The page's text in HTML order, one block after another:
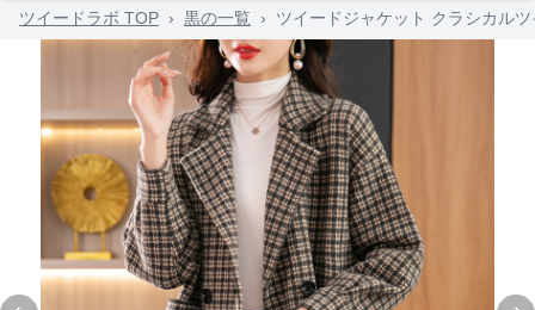
ツイードラボ TOP › 黒の一覧 › ツイードジャケット クラシカル